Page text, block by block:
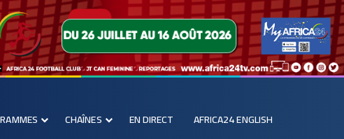
CHAÎNES EN DIRECT AFRICA24 ENGLISH